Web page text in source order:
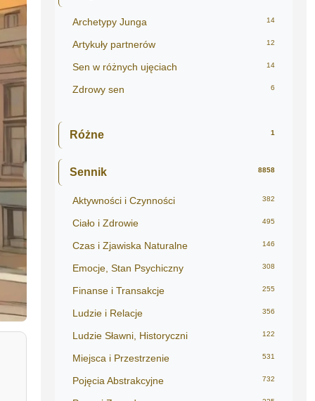
Archetypy Junga 14
Artykuły partnerów 12
Sen w różnych ujęciach 14
Zdrowy sen 6
Różne 1
Sennik 8858
Aktywności i Czynności 382
Ciało i Zdrowie 495
Czas i Zjawiska Naturalne 146
Emocje, Stan Psychiczny 308
Finanse i Transakcje 255
Ludzie i Relacje 356
Ludzie Sławni, Historyczni 122
Miejsca i Przestrzenie 531
Pojęcia Abstrakcyjne 732